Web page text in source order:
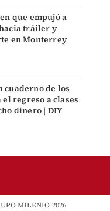
que empujó a
tráiler y
en Monterrey
cuaderno de los
el regreso a clases
dinero | DIY
MILENIO 2026